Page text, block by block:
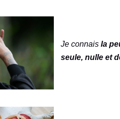
Je connais la
seule, nulle et